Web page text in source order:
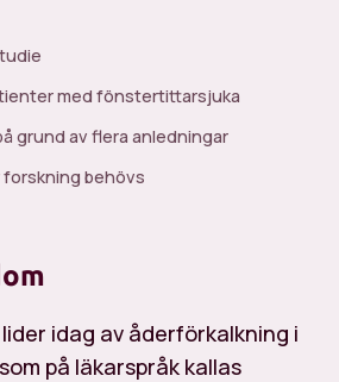
med fönstertittarsjuka
grund av flera anledningar
behövs
idag av åderförkalkning i
på läkarspråk kallas